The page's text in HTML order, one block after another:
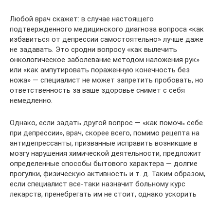
Любой врач скажет: в случае настоящего
подтвержденного медицинского диагноза вопроса «как
избавиться от депрессии самостоятельно» лучше даже
не задавать. Это сродни вопросу «как вылечить
онкологическое заболевание методом наложения рук»
или «как ампутировать пораженную конечность без
ножа» — специалист не может запретить пробовать, но
ответственность за ваше здоровье снимет с себя
немедленно.
Однако, если задать другой вопрос — «как помочь себе
при депрессии», врач, скорее всего, помимо рецепта на
антидепрессанты, призванные исправить возникшие в
мозгу нарушения химической деятельности, предложит
определенные способы бытового характера — долгие
прогулки, физическую активность и т. д. Таким образом,
если специалист все-таки назначит больному курс
лекарств, пренебрегать им не стоит, однако ускорить